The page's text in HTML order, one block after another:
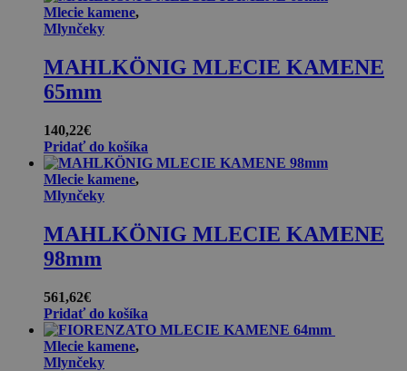
Mlecie kamene,
Mlynčeky
MAHLKÖNIG MLECIE KAMENE
65mm
140,22€
Pridať do košíka
Mlecie kamene,
Mlynčeky
MAHLKÖNIG MLECIE KAMENE
98mm
561,62€
Pridať do košíka
Mlecie kamene,
Mlynčeky